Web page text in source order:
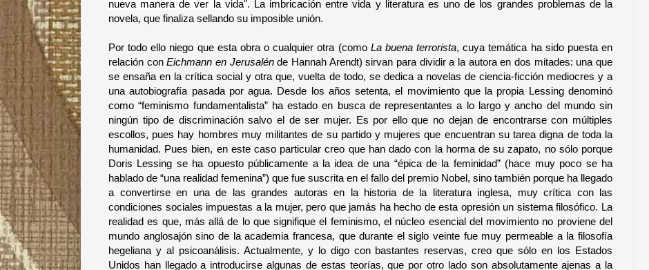
nueva manera de ver la vida". La imbricación entre vida y literatura es uno de los grandes problemas de la
novela, que finaliza sellando su imposible unión.
Por todo ello niego que esta obra o cualquier otra (como La buena terrorista, cuya temática ha sido puesta en
relación conEichmann en Jerusalénde Hannah Arendt) sirvan para dividir a la autora en dos mitades: una que
se ensaña en la crítica social y otra que, vuelta de todo, se dedica a novelas de ciencia-ficción mediocres y a
una autobiografía pasada por agua. Desde los años setenta, el movimiento que la propia Lessing denominó
como “feminismo fundamentalista” ha estado en busca de representantes a lo largo y ancho del mundo sin
ningún tipo de discriminación salvo el de ser mujer. Es por ello que no dejan de encontrarse con múltiples
escollos, pues hay hombres muy militantes de su partido y mujeres que encuentran su tarea digna de toda la
humanidad. Pues bien, en este caso particular creo que han dado con la horma de su zapato, no sólo porque
Doris Lessing se ha opuesto públicamente a la idea de una “épica de la feminidad” (hace muy poco se ha
hablado de “una realidad femenina”) que fue suscrita en el fallo del premio Nobel, sino también porque ha llegado
a convertirse en una de las grandes autoras en la historia de la literatura inglesa, muy crítica con las
condiciones sociales impuestas a la mujer, pero que jamás ha hecho de esta opresión un sistema filosófico. La
realidad es que, más allá de lo que signifique el feminismo, el núcleo esencial del movimiento no proviene del
mundo anglosajón sino de la academia francesa, que durante el siglo veinte fue muy permeable a la filosofía
hegeliana y al psicoanálisis. Actualmente, y lo digo con bastantes reservas, creo que sólo en los Estados
Unidos han llegado a introducirse algunas de estas teorías, que por otro lado son absolutamente ajenas a la